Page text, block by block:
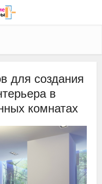
для создания
в
комнатах